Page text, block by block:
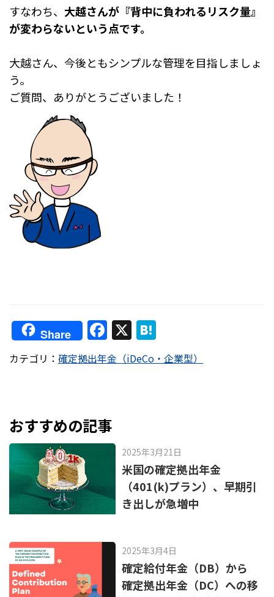
すなわち、 大越さんが『背中に負われるリスク量』
が変わらないという点です。
大越さん、今後ともシンプルな管理を目指しましょ
う。
ご質問、ありがとうございました！
Share F
a
c
o
o
X
at
e
カテゴリ： 確定拠出年金（iDeCo・企業型）
おすすめの記事
2025年3月21日
米国の確定拠出年金
（401(k)プラン）、早期引
き出しが急増中
2025年3月4日
確定給付年金（DB）から
確定拠出年金（DC）への移